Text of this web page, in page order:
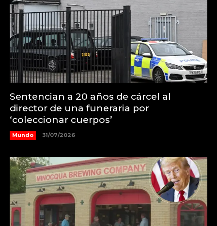
Sentencian a 20 años de cárcel al
director de una funeraria por
‘coleccionar cuerpos’
Mundo 31/07/2026